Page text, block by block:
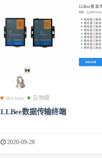
devices 云物联
LLBee数据传输终端
2020-09-28